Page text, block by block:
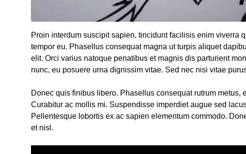
Proin interdum suscipit sapien, tincidunt facilisis enim viverra
tempor eu. Phasellus consequat magna ut turpis aliquet
elit. Orci varius natoque penatibus et magnis dis parturient
nunc, eu posuere urna dignissim vitae. Sed nec nisi vitae
Donec quis finibus libero. Phasellus consequat rutrum
Curabitur ac mollis mi. Suspendisse imperdiet augue sed
Pellentesque lobortis ex ac sapien elementum commodo.
et nisl.